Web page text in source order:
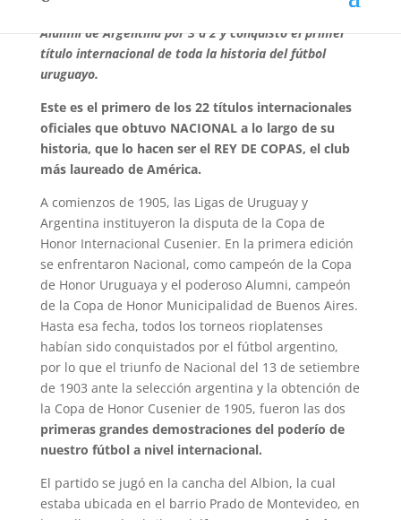
de Honor Cusenier. En esa jornada, Nacional venció a
Alumni de Argentina por 3 a 2 y conquistó el primer
título internacional de toda la historia del fútbol
uruguayo.
Este es el primero de los 22 títulos internacionales
oficiales que obtuvo NACIONAL a lo largo de su
historia, que lo hacen ser el REY DE COPAS, el club
más laureado de América.
A comienzos de 1905, las Ligas de Uruguay y
Argentina instituyeron la disputa de la Copa de
Honor Internacional Cusenier. En la primera edición
se enfrentaron Nacional, como campeón de la Copa
de Honor Uruguaya y el poderoso Alumni, campeón
de la Copa de Honor Municipalidad de Buenos Aires.
Hasta esa fecha, todos los torneos rioplatenses
habían sido conquistados por el fútbol argentino,
por lo que el triunfo de Nacional del 13 de setiembre
de 1903 ante la selección argentina y la obtención de
la Copa de Honor Cusenier de 1905, fueron las dos
primeras grandes demostraciones del poderío de
nuestro fútbol a nivel internacional.
El partido se jugó en la cancha del Albion, la cual
estaba ubicada en el barrio Prado de Montevideo, en